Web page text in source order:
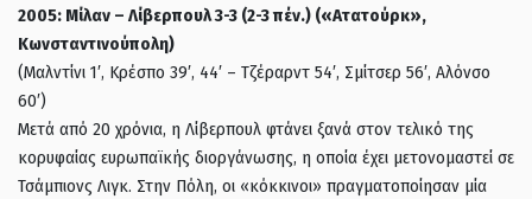
2005: Μίλαν – Λίβερπουλ 3-3 (2-3 πέν.) («Ατατούρκ»,
Κωνσταντινούπολη)
(Μαλντίνι 1′, Κρέσπο 39′, 44′ – Τζέραρντ 54′, Σμίτσερ 56′, Αλόνσο
60′)
Μετά από 20 χρόνια, η Λίβερπουλ φτάνει ξανά στον τελικό της
κορυφαίας ευρωπαϊκής διοργάνωσης, η οποία έχει μετονομαστεί σε
Τσάμπιονς Λιγκ. Στην Πόλη, οι «κόκκινοι» πραγματοποίησαν μία